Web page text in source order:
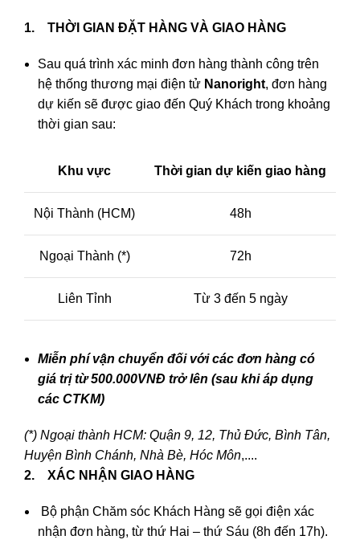
1. THỜI GIAN ĐẶT HÀNG VÀ GIAO HÀNG
Sau quá trình xác minh đơn hàng thành công trên
hệ thống thương mại điện tử Nanoright, đơn hàng
dự kiến sẽ được giao đến Quý Khách trong khoảng
thời gian sau:
Khu vực Thời gian dự kiến giao hàng
Nội Thành (HCM) 48h
Ngoại Thành (*) 72h
Liên Tỉnh Từ 3 đến 5 ngày
Miễn phí vận chuyển đối với các đơn hàng có
giá trị từ 500.000VNĐ trở lên (sau khi áp dụng
các CTKM)
(*) Ngoại thành HCM: Quận 9, 12, Thủ Đức, Bình Tân,
Huyện Bình Chánh, Nhà Bè, Hóc Môn,....
2. XÁC NHẬN GIAO HÀNG
Bộ phận Chăm sóc Khách Hàng sẽ gọi điện xác
nhận đơn hàng, từ thứ Hai – thứ Sáu (8h đến 17h).